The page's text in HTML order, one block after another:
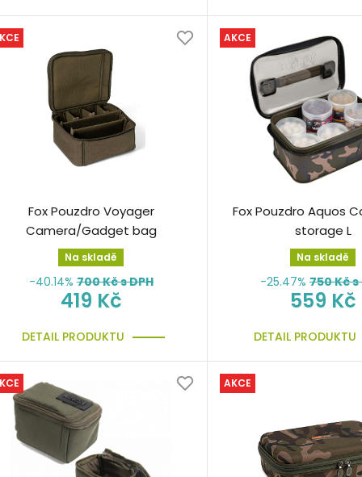
Fox Pouzdro Voyager
Camera/Gadget bag
Na skladě
-40.14% 700Kč s DPH
419 Kč
DETAIL PRODUKTU
AKCE
Fox Pouzdro Aquos
storage L
Na skladě
-25.47% 750Kč s
559 Kč
DETAIL PRODUKTU
AKCE